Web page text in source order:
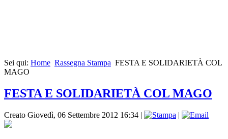
Sei qui: Home Rassegna Stampa FESTA E SOLIDARIETÀ COL
MAGO
FESTA E SOLIDARIETÀ COL MAGO
Creato Giovedì, 06 Settembre 2012 16:34 | |